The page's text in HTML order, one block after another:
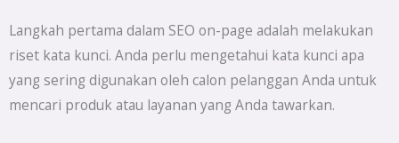
Langkah pertama dalam SEO on-page adalah melakukan
riset kata kunci. Anda perlu mengetahui kata kunci apa
yang sering digunakan oleh calon pelanggan Anda untuk
mencari produk atau layanan yang Anda tawarkan.